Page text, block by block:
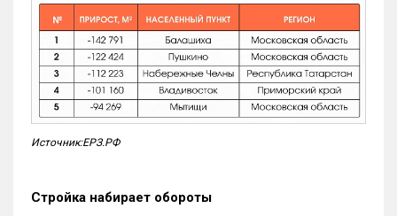
Источник:ЕРЗ.РФ
Стройка набирает обороты